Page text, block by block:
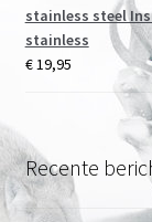
stainless steel
stainless
€19,95
Recente